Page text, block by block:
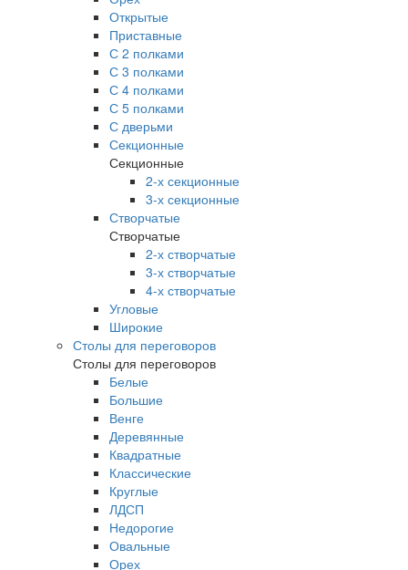
Открытые
Приставные
С 2 полками
С 3 полками
С 4 полками
С 5 полками
С дверьми
Секционные
Секционные
2-х секционные
3-х секционные
Створчатые
Створчатые
2-х створчатые
3-х створчатые
4-х створчатые
Угловые
Широкие
Столы для переговоров
Столы для переговоров
Белые
Большие
Венге
Деревянные
Квадратные
Классические
Круглые
ЛДСП
Недорогие
Овальные
Орех